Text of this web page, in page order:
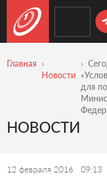
Главная
Новости
для
НОВОСТИ
12 февраля 2016 09:13